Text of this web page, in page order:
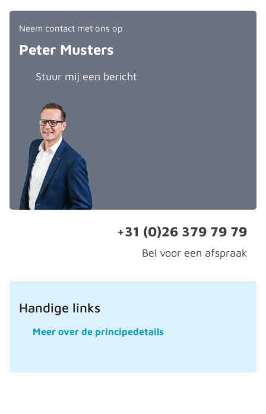
Neem contact met ons op
Peter Musters
Stuur mij een bericht
+31 (0)26 379 79 79
Bel voor een afspraak
Handige links
Meer over de principedetails